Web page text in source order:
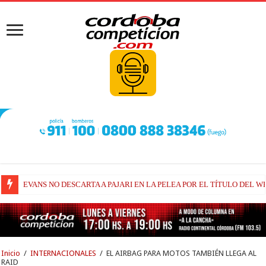
EVANS NO DESCARTA A PAJARI EN LA PELEA POR EL TÍTULO DEL
RAÚL FERNÁNDEZ Y TRACKHOUSE, A CONTINUIDAD
Inicio / INTERNACIONALES / EL AIRBAG PARA MOTOS TAMBIÉN LLEGA AL
RAID